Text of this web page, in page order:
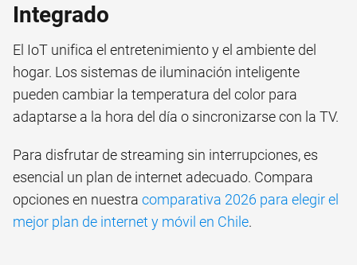
Integrado
El IoT unifica el entretenimiento y el ambiente del
hogar. Los sistemas de iluminación inteligente
pueden cambiar la temperatura del color para
adaptarse a la hora del día o sincronizarse con la TV.
Para disfrutar de streaming sin interrupciones, es
esencial un plan de internet adecuado. Compara
opciones en nuestra comparativa 2026 para elegir el
mejor plan de internet y móvil en Chile.